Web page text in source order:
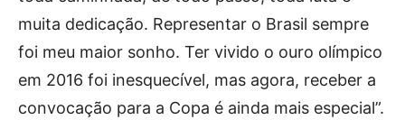
muita dedicação. Representar o Brasil sempre
foi meu maior sonho. Ter vivido o ouro olímpico
em 2016 foi inesquecível, mas agora, receber a
convocação para a Copa é ainda mais especial”.